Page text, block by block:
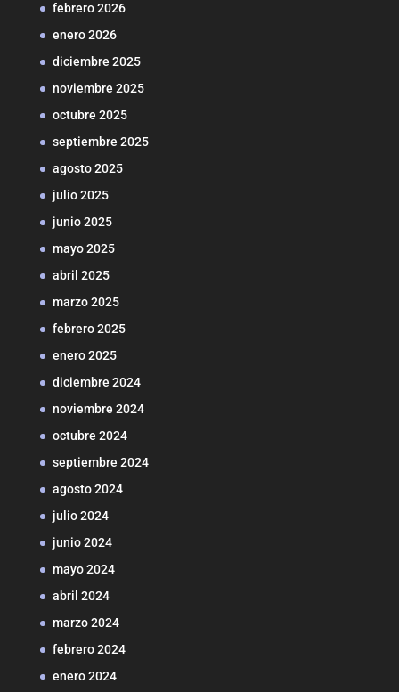
febrero 2026
enero 2026
diciembre 2025
noviembre 2025
octubre 2025
septiembre 2025
agosto 2025
julio 2025
junio 2025
mayo 2025
abril 2025
marzo 2025
febrero 2025
enero 2025
diciembre 2024
noviembre 2024
octubre 2024
septiembre 2024
agosto 2024
julio 2024
junio 2024
mayo 2024
abril 2024
marzo 2024
febrero 2024
enero 2024